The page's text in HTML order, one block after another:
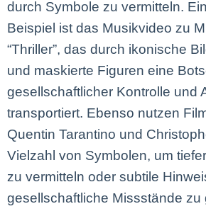
durch Symbole zu vermitteln.
Beispiel ist das Musikvideo zu
“Thriller”, das durch ikonische
und maskierte Figuren eine
gesellschaftlicher Kontrolle und
transportiert. Ebenso nutzen
Quentin Tarantino und
Vielzahl von Symbolen, um
zu vermitteln oder subtile
gesellschaftliche Missstände zu